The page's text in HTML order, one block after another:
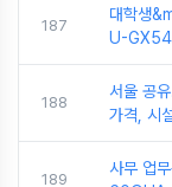
187
대학생
U-
188
서울 공
가격, 시
189
사무 업